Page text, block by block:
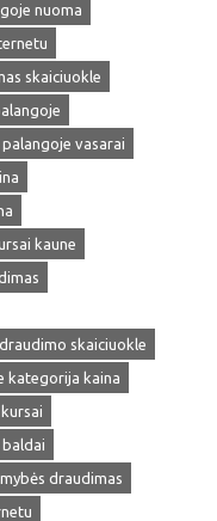
nuoma
skaiciuokle
vasarai
kaune
skaiciuokle
kategorija kaina
draudimas